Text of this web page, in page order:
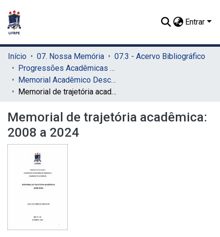
Entrar
Início 07. Nossa Memória
07.3 - Acervo Bibliográfico
Progressões Acadêmicas para Professor Titular
Memorial Acadêmico Descritivo
Memorial de trajetória acadêmica: 2008 a 2024
Memorial de trajetória acadêmica:
2008 a 2024